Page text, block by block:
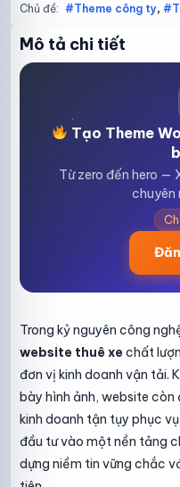
Chủ đề: #Theme công ty,
Mô tả chi tiết
Tạo Theme
Từ zero đến hero —
chuyên
Trong kỷ nguyên công
website thuê xechất
đơn vị kinh doanh vận tải.
bày hình ảnh, website còn
kinh doanh tận tụy phục
đầu tư vào một nền tảng
dựng niềm tin vững chắc